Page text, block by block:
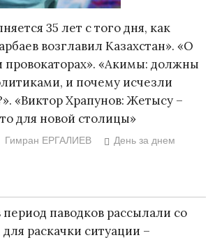
35 лет с того дня, как
возглавил Казахстан». «О
«Акимы: должны
и почему исчезли
«Виктор Храпунов: Жетысу –
для новой столицы»
Гимран ЕРГАЛИЕВ
День за днем
паводков рассылали со
раскачки ситуации –